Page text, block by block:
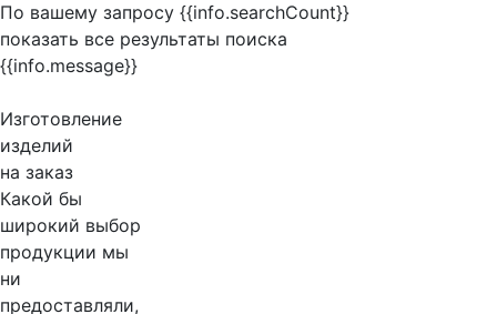
По вашему запросу {{info.searchCount}}
показать все результаты поиска
{{info.message}}
Изготовление
изделий
на заказ
Какой бы
широкий выбор
продукции мы
ни
предоставляли,